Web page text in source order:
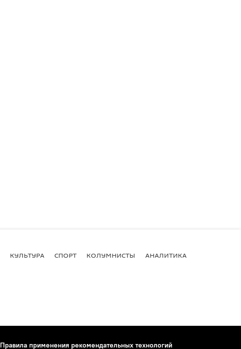
КУЛЬТУРА СПОРТ КОЛУМНИСТЫ АНАЛИТИКА
Правила применения рекомендательных технологий